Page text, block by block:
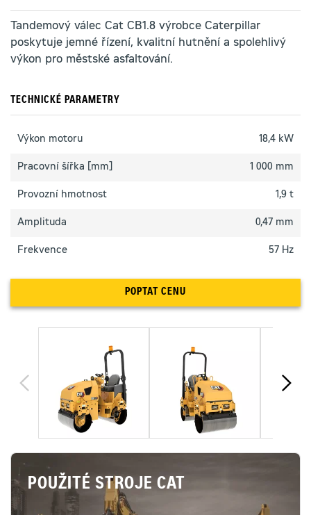
Tandemový válec Cat CB1.8 výrobce Caterpillar
poskytuje jemné řízení, kvalitní hutnění a spolehlivý
výkon pro městské asfaltování.
TECHNICKÉ PARAMETRY
Výkon motoru 18,4 kW
Pracovní šířka [mm] 1 000 mm
Provozní hmotnost 1,9 t
Amplituda 0,47 mm
Frekvence 57 Hz
POPTAT CENU
POUŽITÉ STROJE CAT